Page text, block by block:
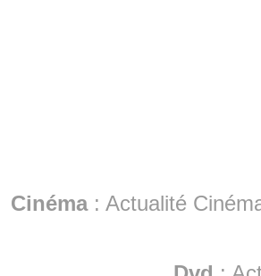
Cinéma: Actualité